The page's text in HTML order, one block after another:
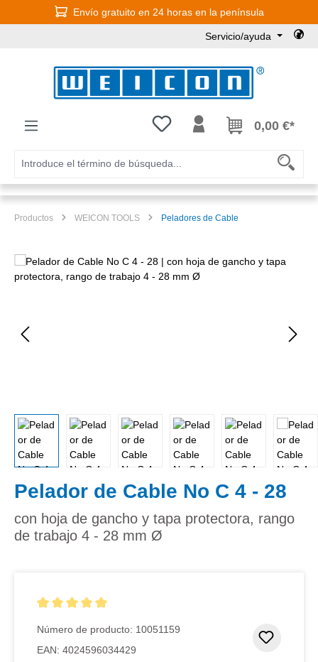
Saltar al contenido principalEnvío gratuito en 24 horas en la península
Servicio/ayuda
Tienes 0 artículos en tu lista de
0,00 €*
Productos WEICON TOOLS Peladores de Cable
Omitir galería de imágenes
Pelador de Cable No C 4 - 28
con hoja de gancho y tapa protectora, rango
de trabajo 4 - 28 mm Ø
Número de producto: 10051159
EAN: 4024596034429